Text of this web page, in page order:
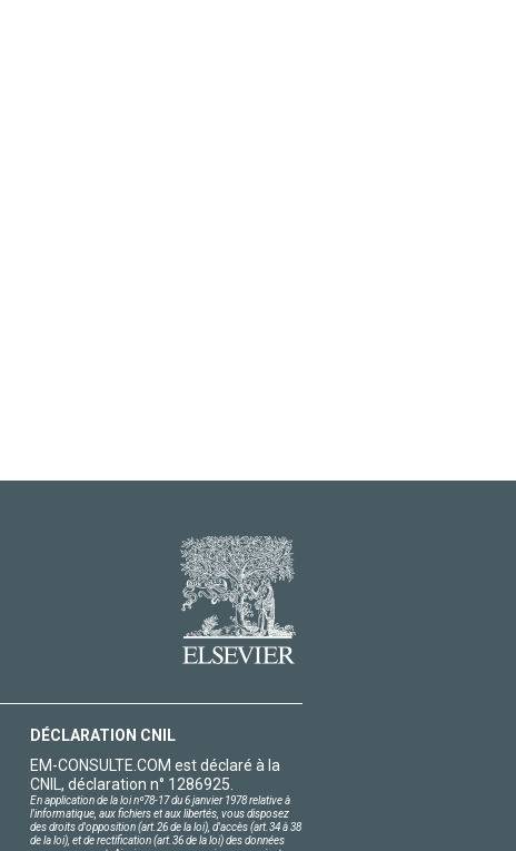
DÉCLARATION CNIL
EM-CONSULTE.COM est déclaré à la
CNIL, déclaration n° 1286925.
En application de la loi nº78-17 du 6 janvier 1978 relative à
l'informatique, aux fichiers et aux libertés, vous disposez
des droits d'opposition (art.26 de la loi), d'accès (art.34 à 38
de la loi), et de rectification (art.36 de la loi) des données